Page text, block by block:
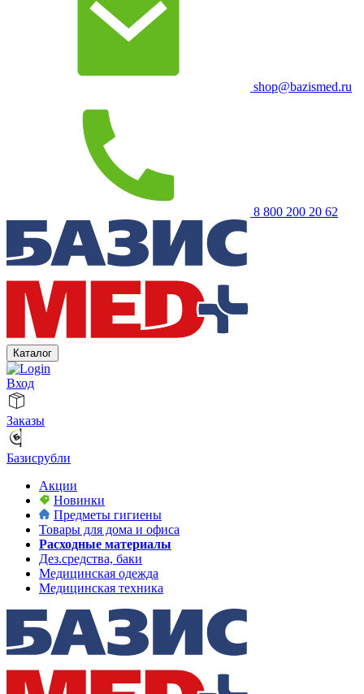
shop@bazismed.ru
8 800 200 20 62
Каталог
Вход
Заказы
Базисрубли
Акции
Новинки
Предметы гигиены
Товары для дома и офиса
Расходные материалы
Дез.средства, баки
Медицинская одежда
Медицинская техника